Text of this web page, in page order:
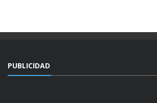
PUBLICIDAD